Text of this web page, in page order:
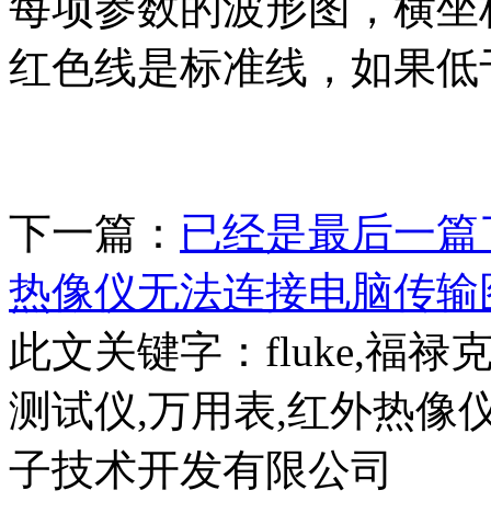
红色线是标准线，如果
下一篇： 已经是最后一篇
热像仪无法连接电脑传输
此文关键字： fluke,福禄
测试仪,万用表,红外热像
子技术开发有限公司